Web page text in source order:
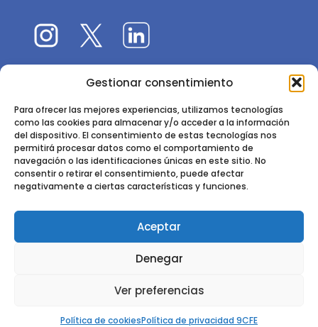
Gestionar consentimiento
Para ofrecer las mejores experiencias, utilizamos tecnologías
como las cookies para almacenar y/o acceder a la información
del dispositivo. El consentimiento de estas tecnologías nos
permitirá procesar datos como el comportamiento de
navegación o las identificaciones únicas en este sitio. No
consentir o retirar el consentimiento, puede afectar
negativamente a ciertas características y funciones.
Aceptar
Denegar
Ver preferencias
Política de cookiesPolítica de privacidad 9CFE
El 9CFE es una actividad promovida por laSociedad
Instituto de Ciencias Forestales, INIA-CSIC
Ctra. de la Coruña km 7,5 - 28040 Madrid
DERECHOS RESERVADOS. DISEÑO Y DESARROLLO DEL SITIO WEB,